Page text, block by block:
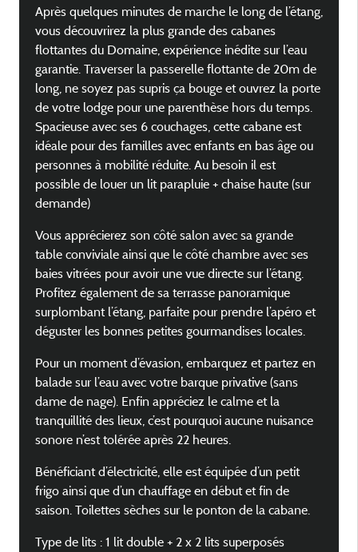
Après quelques minutes de marche le long de l’étang,
vous découvrirez la plus grande des cabanes
flottantes du Domaine, expérience inédite sur l’eau
garantie. Traverser la passerelle flottante de 20m de
long, ne soyez pas supris ça bouge et ouvrez la porte
de votre lodge pour une parenthèse hors du temps.
Spacieuse avec ses 6 couchages, cette cabane est
idéale pour des familles avec enfants en bas âge ou
personnes à mobilité réduite. Au besoin il est
possible de louer un lit parapluie + chaise haute (sur
demande)
Vous apprécierez son côté salon avec sa grande
table conviviale ainsi que le côté chambre avec ses
baies vitrées pour avoir une vue directe sur l’étang.
Profitez également de sa terrasse panoramique
surplombant l’étang, parfaite pour prendre l’apéro et
déguster les bonnes petites gourmandises locales.
Pour un moment d’évasion, embarquez et partez en
balade sur l’eau avec votre barque privative (sans
dame de nage). Enfin appréciez le calme et la
tranquillité des lieux, c’est pourquoi aucune nuisance
sonore n’est tolérée après 22 heures.
Bénéficiant d’électricité, elle est équipée d’un petit
frigo ainsi que d’un chauffage en début et fin de
saison. Toilettes sèches sur le ponton de la cabane.
Type de lits : 1 lit double + 2 x 2 lits superposés